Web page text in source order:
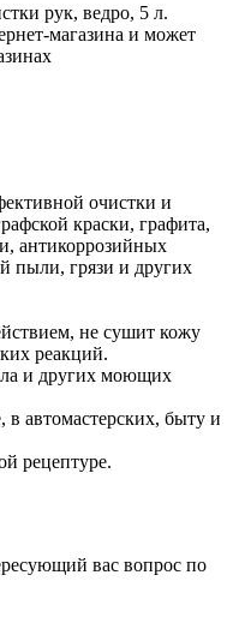
рук, ведро, 5 л.
магазина и может
очистки и
краски, графита,
антикоррозийных
пыли, грязи и других
не сушит кожу
реакций.
и других моющих
в автомастерских, быту и
рецептуре.
вас вопрос по